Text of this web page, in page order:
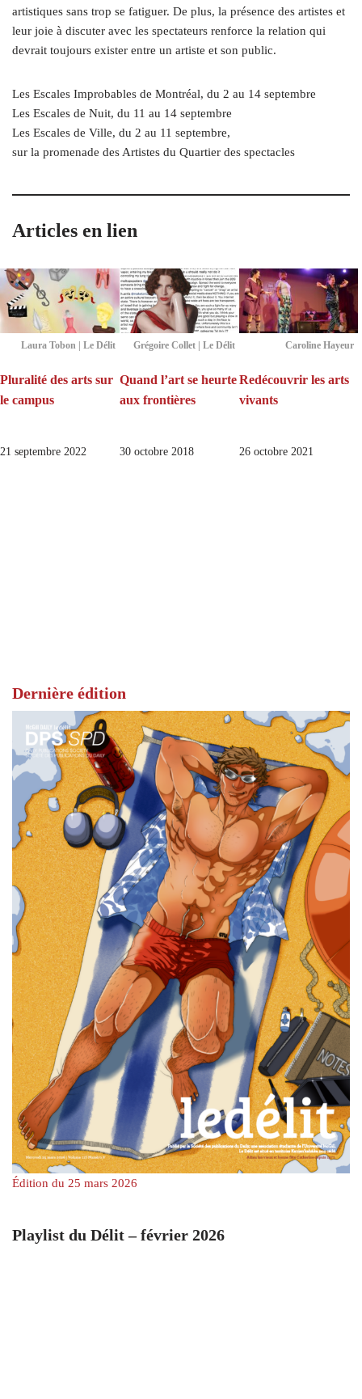
artistiques sans trop se fatiguer. De plus, la présence des artistes et
leur joie à discuter avec les spectateurs renforce la relation qui
devrait toujours exister entre un artiste et son public.
Les Escales Improbables de Montréal, du 2 au 14 septembre
Les Escales de Nuit, du 11 au 14 septembre
Les Escales de Ville, du 2 au 11 septembre,
sur la promenade des Artistes du Quartier des spectacles
Articles en lien
Laura Tobon | Le Délit
Pluralité des arts sur
le campus
21 septembre 2022
Grégoire Collet | Le Délit
Quand l’art se heurte
aux frontières
30 octobre 2018
Caroline Hayeur
Redécouvrir les arts
vivants
26 octobre 2021
Dernière édition
Édition du 25 mars 2026
Playlist du Délit – février 2026